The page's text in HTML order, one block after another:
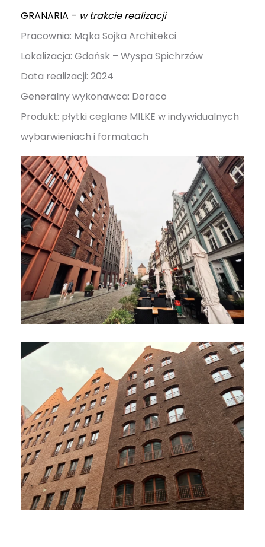
GRANARIA – w trakcie realizacji
Pracownia: Mąka Sojka Architekci
Lokalizacja: Gdańsk – Wyspa Spichrzów
Data realizacji: 2024
Generalny wykonawca: Doraco
Produkt: płytki ceglane MILKE w indywidualnych
wybarwieniach i formatach